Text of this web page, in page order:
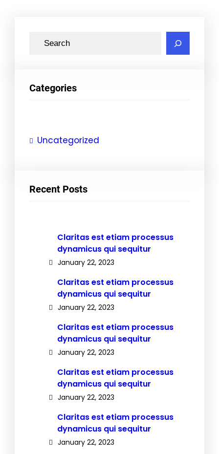
c
Categories
Uncategorized
Recent Posts
Claritas est etiam processus
dynamicus qui sequitur
January 22, 2023
Claritas est etiam processus
dynamicus qui sequitur
January 22, 2023
Claritas est etiam processus
dynamicus qui sequitur
January 22, 2023
Claritas est etiam processus
dynamicus qui sequitur
January 22, 2023
Claritas est etiam processus
dynamicus qui sequitur
January 22, 2023